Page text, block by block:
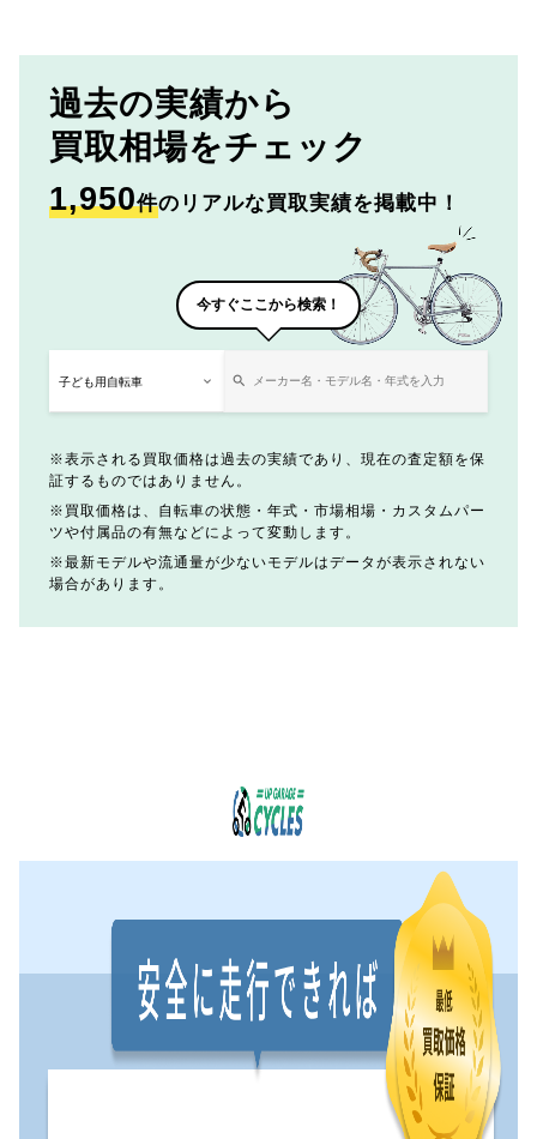
過去の実績から
買取相場をチェック
1,950件のリアルな買取実績を掲載中！
今すぐここから検索！
表示される買取価格は過去の実績であり、現在の査定額を保
証するものではありません。
買取価格は、自転車の状態・年式・市場相場・カスタムパー
ツや付属品の有無などによって変動します。
最新モデルや流通量が少ないモデルはデータが表示されない
場合があります。